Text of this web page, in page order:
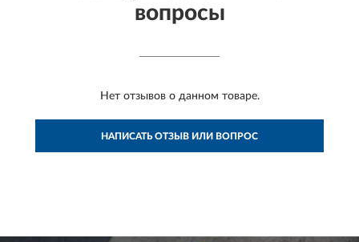
вопросы
Нет отзывов о данном товаре.
НАПИСАТЬ ОТЗЫВ ИЛИ ВОПРОС